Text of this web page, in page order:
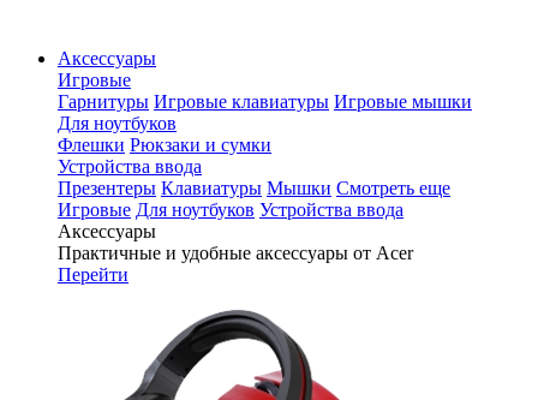
Аксессуары
Игровые
Гарнитуры Игровые клавиатуры Игровые мышки
Для ноутбуков
Флешки Рюкзаки и сумки
Устройства ввода
Презентеры Клавиатуры Мышки Смотреть еще
Игровые Для ноутбуков Устройства ввода
Аксессуары
Практичные и удобные аксессуары от Acer
Перейти